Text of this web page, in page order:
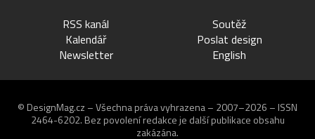
RSS kanál
Kalendář
Newsletter
Soutěž
Poslat design
English
© DesignMag.cz – Všechna práva vyhrazena – 2007–2026 – ISSN
2464-6202. Bez povolení redakce je další publikace obsahu
zakázána.